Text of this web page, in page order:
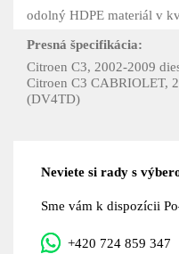
odolný HDPE materiál v
Presná špecifikácia:
Citroen C3, 2002-2009
Citroen C3 CABRIOLET,
(DV4TD)
Neviete si rady s
Sme vám k dispozícii
+420 724 859 347